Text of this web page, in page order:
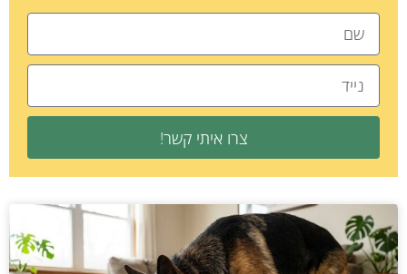
צרו איתי קשר!